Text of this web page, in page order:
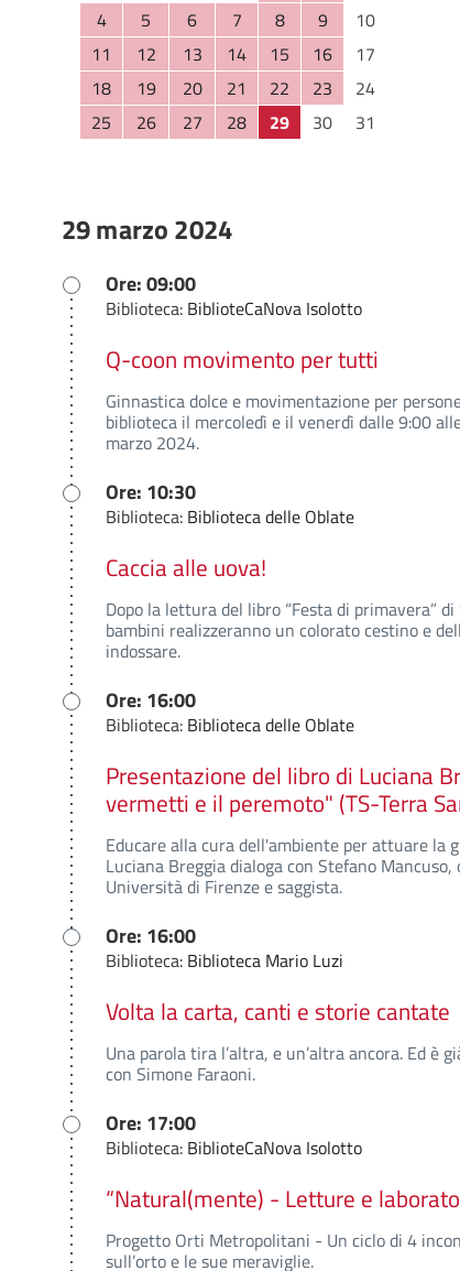
4
5 6 7 8 9
10
11
12 13 14 15 16
17
18
19 20 21 22 23
24
25
26 27 28 29 30 31
29 marzo 2024
Ore: 09:00
Biblioteca: BiblioteCaNova Isolotto
Q-coon movimento per tutti
Ginnastica dolce e movimentazione per
biblioteca il mercoledì e il venerdì dalle 9:00
marzo 2024.
Ore: 10:30
Biblioteca: Biblioteca delle Oblate
Caccia alle uova!
Dopo la lettura del libro “Festa di primavera”
bambini realizzeranno un colorato cestino e
indossare.
Ore: 16:00
Biblioteca: Biblioteca delle Oblate
Presentazione del libro di Luciana
vermetti e il peremoto" (TS-Terra
Educare alla cura dell'ambiente per attuare la
Luciana Breggia dialoga con Stefano
Università di Firenze e saggista.
Ore: 16:00
Biblioteca: Biblioteca Mario Luzi
Volta la carta, canti e storie cantate
Una parola tira l’altra, e un’altra ancora. Ed è
con Simone Faraoni.
Ore: 17:00
Biblioteca: BiblioteCaNova Isolotto
“Natural(mente) - Letture e
Progetto Orti Metropolitani - Un ciclo di 4
sull’orto e le sue meraviglie.